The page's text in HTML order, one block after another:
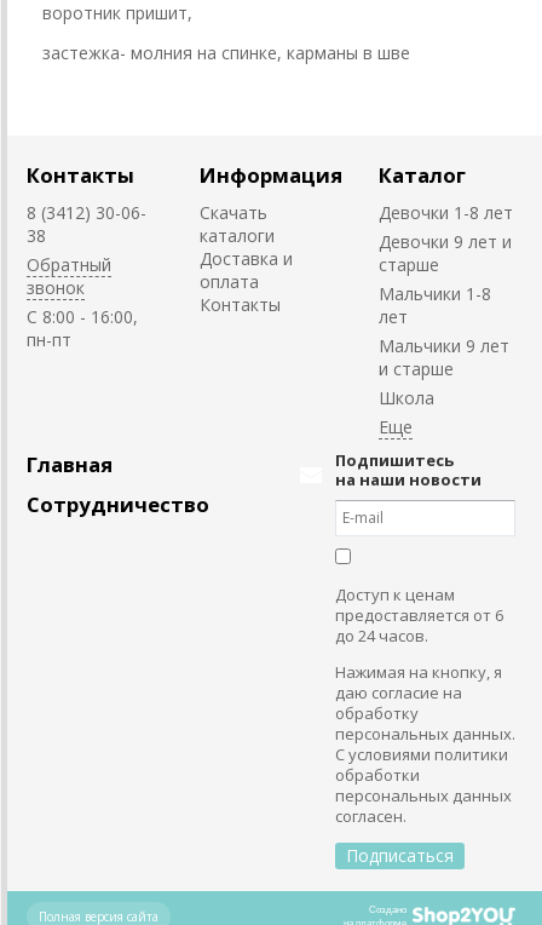
воротник пришит,
застежка- молния на спинке, карманы в шве
Контакты
8 (3412) 30-06-
38
Обратный
звонок
C 8:00 - 16:00,
пн-пт
Информация
Скачать
каталоги
Доставка и
оплата
Контакты
Каталог
Девочки 1-8 лет
Девочки 9 лет и
старше
Мальчики 1-8
лет
Мальчики 9 лет
и старше
Школа
Главная
Сотрудничество
Подпишитесь
на наши новости
Доступ к ценам
предоставляется от 6
до 24 часов.
Нажимая на кнопку, я
даю согласие на
обработку
персональных данных.
С условиями политики
обработки
персональных данных
согласен.
Создано
на платформе
Полная версия сайта